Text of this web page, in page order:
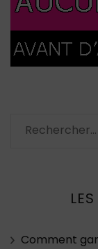
Rechercher :
Comment